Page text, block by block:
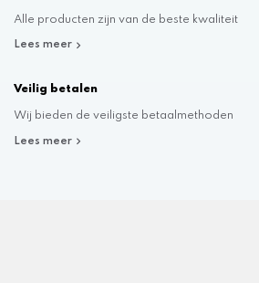
Alle producten zijn van de beste kwaliteit
Lees meer
Veilig betalen
Wij bieden de veiligste betaalmethoden
Lees meer